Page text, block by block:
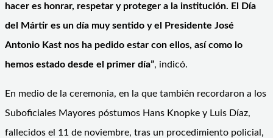
hacer es honrar, respetar y proteger a la institución. El Día
del Mártir es un día muy sentido y el Presidente José
Antonio Kast nos ha pedido estar con ellos, así como lo
hemos estado desde el primer día”, indicó.
En medio de la ceremonia, en la que también recordaron a los
Suboficiales Mayores póstumos Hans Knopke y Luis Díaz,
fallecidos el 11 de noviembre, tras un procedimiento policial,